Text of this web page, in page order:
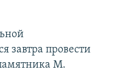
завтра провести
М.